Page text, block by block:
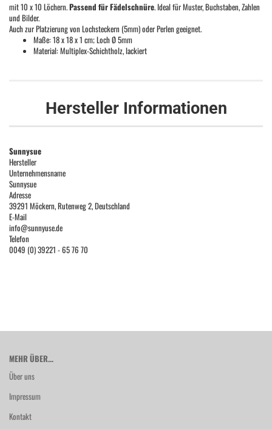
mit 10 x 10 Löchern.Passend für Fädelschnüre. Ideal für Muster, Buchstaben, Zahlen
und Bilder.
Auch zur Platzierung von Lochsteckern (5mm) oder Perlen geeignet.
Maße: 18 x 18 x 1 cm; Loch Ø 5mm
Material: Multiplex-Schichtholz, lackiert
Hersteller Informationen
Sunnysue
Hersteller
Unternehmensname
Sunnysue
Adresse
39291 Möckern, Rutenweg 2, Deutschland
E-Mail
info@sunnyuse.de
Telefon
0049 (0) 39221 - 65 76 70
MEHR ÜBER...
Über uns
Impressum
Kontakt